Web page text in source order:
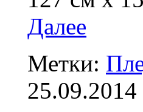
Далее
Метки:
25.09.2014